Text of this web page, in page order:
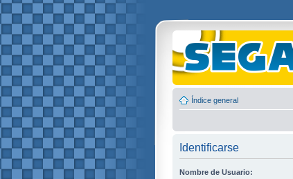
Índice general
Identificarse
Nombre de Usuario: